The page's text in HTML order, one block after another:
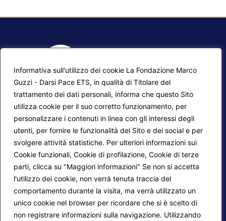
Informativa sull'utilizzo dei cookie La Fondazione Marco
Guzzi - Darsi Pace ETS, in qualità di Titolare del
trattamento dei dati personali, informa che questo Sito
utilizza cookie per il suo corretto funzionamento, per
personalizzare i contenuti in linea con gli interessi degli
utenti, per fornire le funzionalità del Sito e dei social e per
svolgere attività statistiche. Per ulteriori informazioni sui
Cookie funzionali, Cookie di profilazione, Cookie di terze
parti, clicca su "Maggiori informazioni" Se non si accetta
l'utilizzo dei cookie, non verrà tenuta traccia del
comportamento durante la visita, ma verrà utilizzato un
unico cookie nel browser per ricordare che si è scelto di
non registrare informazioni sulla navigazione. Utilizzando
Mappa del sito
Progetti Darsi Pace
Login redattori
Calendario corsi
Privacy Policy
Cookie Policy
Seguici su: